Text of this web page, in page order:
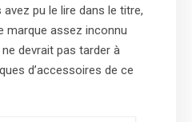
pu le lire dans le titre,
marque assez inconnu
devrait pas tarder à
d’accessoires de ce